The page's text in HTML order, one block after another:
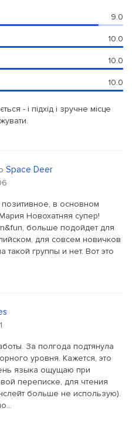
9.0
10.0
10.0
10.0
- і підхід і зручне місце
Space Deer
в основном
Новохатняя супер!
больше подойдет для
для совсем новичков
такой группы и нет. Вот это
За полгода подтянула
уровня. Кажется, это
языка ощущаю при
переписке, для чтения
больше не использую).